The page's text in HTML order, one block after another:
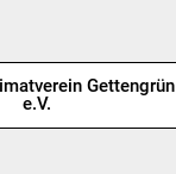
Gettengrün
e.V.